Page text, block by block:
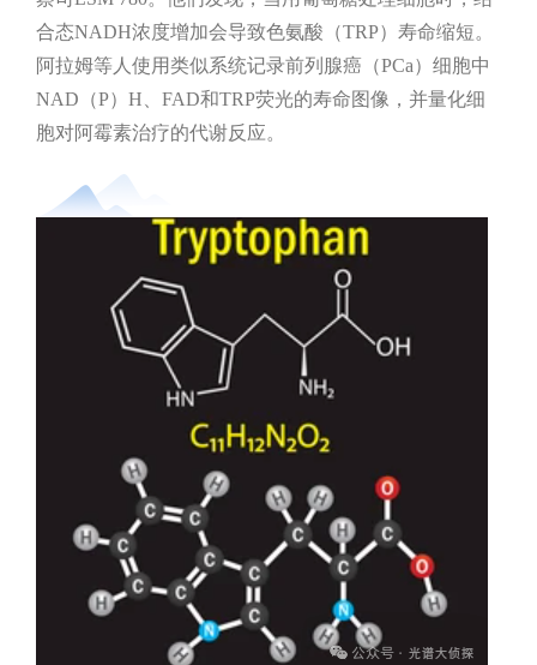
合态NADH浓度增加会导致色氨酸（TRP）寿命缩短。
阿拉姆等人使用类似系统记录前列腺癌（PCa）细胞中
NAD（P）H、FAD和TRP荧光的寿命图像，并量化细
胞对阿霉素治疗的代谢反应。